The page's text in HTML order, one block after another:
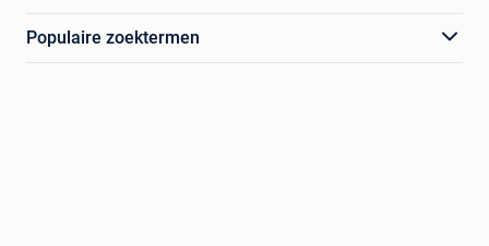
Populaire zoektermen